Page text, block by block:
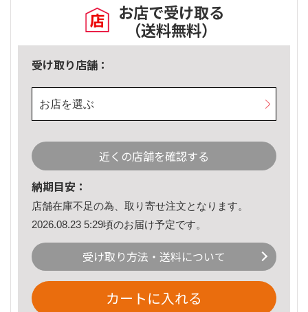
お店で受け取る
（送料無料）
受け取り店舗：
お店を選ぶ
近くの店舗を確認する
納期目安：
店舗在庫不足の為、取り寄せ注文となります。
2026.08.23 5:29頃のお届け予定です。
受け取り方法・送料について
カートに入れる